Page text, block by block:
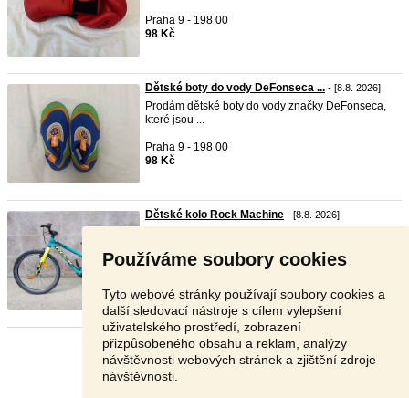
Používáme soubory cookies
Tyto webové stránky používají soubory cookies a
další sledovací nástroje s cílem vylepšení
uživatelského prostředí, zobrazení
přizpůsobeného obsahu a reklam, analýzy
návštěvnosti webových stránek a zjištění zdroje
návštěvnosti.
Praha 9 - 198 00
98 Kč
Dětské boty do vody DeFonseca ... - [8.8. 2026]
Prodám dětské boty do vody značky DeFonseca,
které jsou ...
Praha 9 - 198 00
98 Kč
Dětské kolo Rock Machine - [8.8. 2026]
5 500 Kč
Stránka: 1 2 3 Další